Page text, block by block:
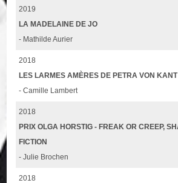
2019
LA MADELAINE DE JO
- Mathilde Aurier
2018
LES LARMES AMÈRES DE PETRA VON KANT
- Camille Lambert
2018
PRIX OLGA HORSTIG - FREAK OR CREEP,
FICTION
- Julie Brochen
2018